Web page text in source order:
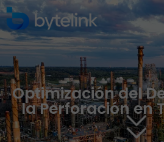
Optimización del
la Perforación en